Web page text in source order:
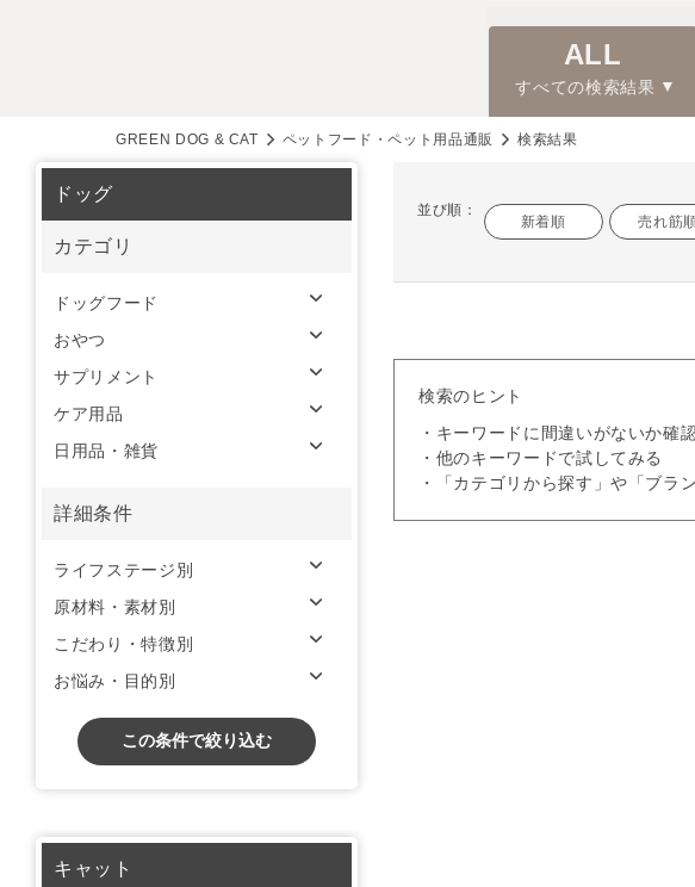
ALL
すべての検索結果
GREEN DOG & CAT ペットフード・ペット用品通販 検索結果
並び順：
新着順 売れ筋
検索のヒント
・キーワードに間違いがないか確
・他のキーワードで試してみる
・「カテゴリから探す」や「ブラ
ドッグ
カテゴリ
ドッグフード
おやつ
サプリメント
ケア用品
日用品・雑貨
詳細条件
ライフステージ別
原材料・素材別
こだわり・特徴別
お悩み・目的別
この条件で絞り込む
キャット